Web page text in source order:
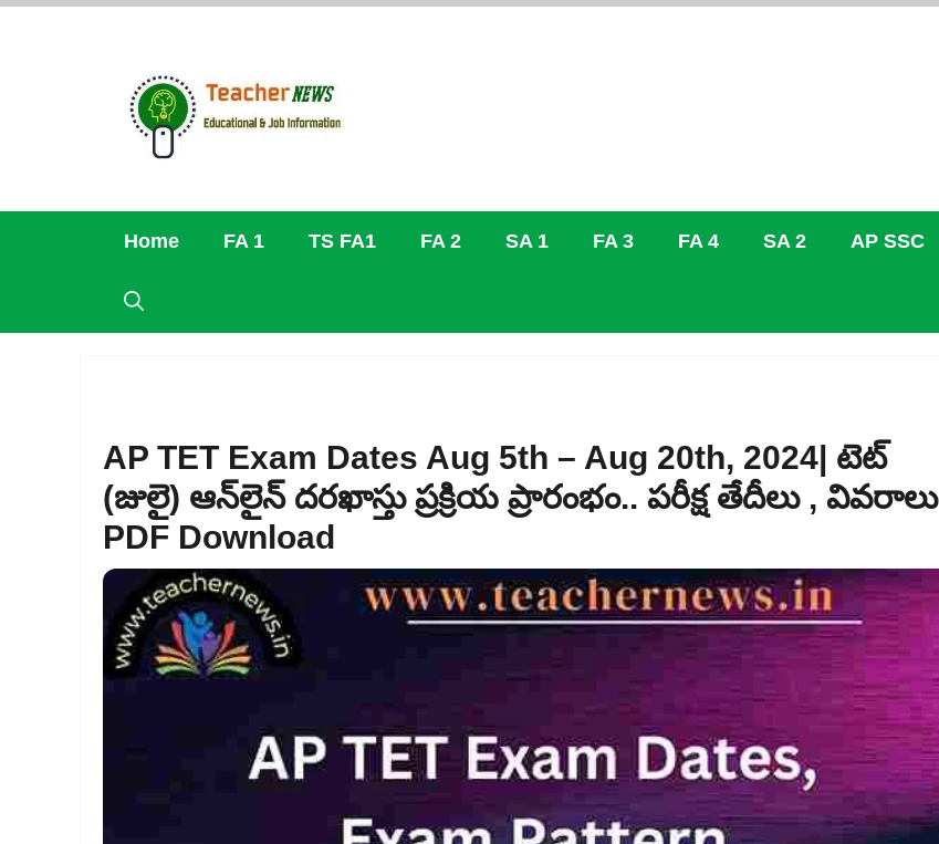
Skip
Home FA 1 TS FA1 FA 2 SA 1 FA 3 FA 4 SA 2 AP SSC
AP TET Exam Dates Aug 5th – Aug 20th, 2024| టెట్‌
(జులై) ఆన్‌లైన్‌ దరఖాస్తు ప్రక్రియ ప్రారంభం.. పరీక్ష తేదీలు , వివరాలు
PDF Download